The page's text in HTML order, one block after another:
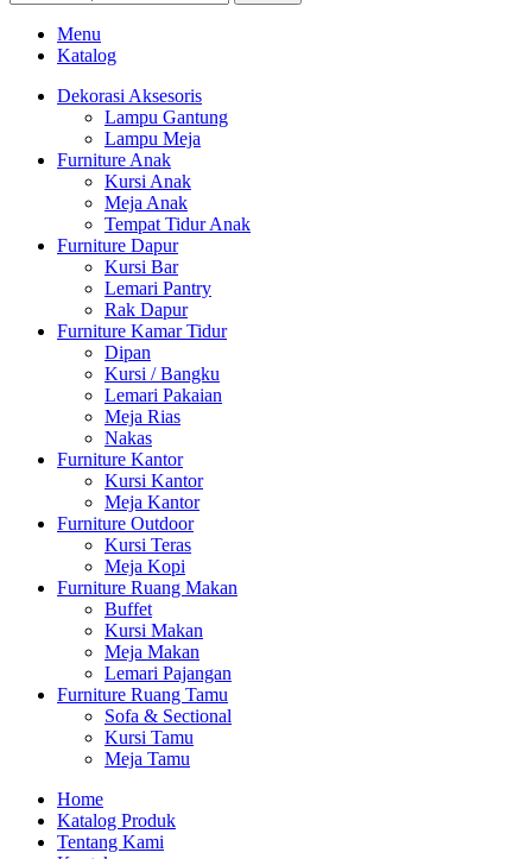
Menu
Katalog
Dekorasi Aksesoris
Lampu Gantung
Lampu Meja
Furniture Anak
Kursi Anak
Meja Anak
Tempat Tidur Anak
Furniture Dapur
Kursi Bar
Lemari Pantry
Rak Dapur
Furniture Kamar Tidur
Dipan
Kursi / Bangku
Lemari Pakaian
Meja Rias
Nakas
Furniture Kantor
Kursi Kantor
Meja Kantor
Furniture Outdoor
Kursi Teras
Meja Kopi
Furniture Ruang Makan
Buffet
Kursi Makan
Meja Makan
Lemari Pajangan
Furniture Ruang Tamu
Sofa & Sectional
Kursi Tamu
Meja Tamu
Home
Katalog Produk
Tentang Kami